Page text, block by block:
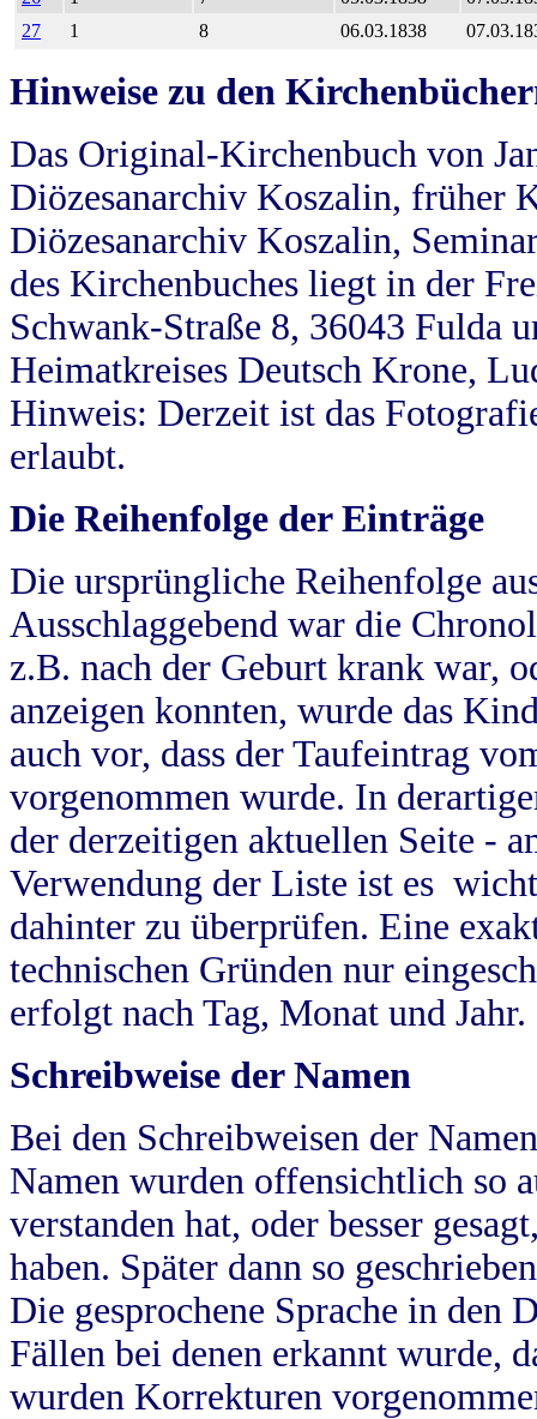
27
1 8 06.03.1838
Hinweise zu den
Das Original-Kirchenbuch von
Diözesanarchiv Koszalin, früher
Diözesanarchiv Koszalin,
des Kirchenbuches liegt in der
Schwank-Straße 8, 36043 Fulda
Heimatkreises Deutsch Krone,
Hinweis: Derzeit ist das
erlaubt.
Die Reihenfolge der Einträge
Die ursprüngliche Reihenfolge
Ausschlaggebend war die
z.B. nach der Geburt krank war,
anzeigen konnten, wurde das
auch vor, dass der Taufeintrag
vorgenommen wurde. In
der derzeitigen aktuellen Seite -
Verwendung der Liste ist es
dahinter zu überprüfen. Eine
technischen Gründen nur
erfolgt nach Tag, Monat und Jahr.
Schreibweise der Namen
Bei den Schreibweisen der
Namen wurden offensichtlich so
verstanden hat, oder besser
haben. Später dann so
Die gesprochene Sprache in
Fällen bei denen erkannt wurde,
wurden Korrekturen